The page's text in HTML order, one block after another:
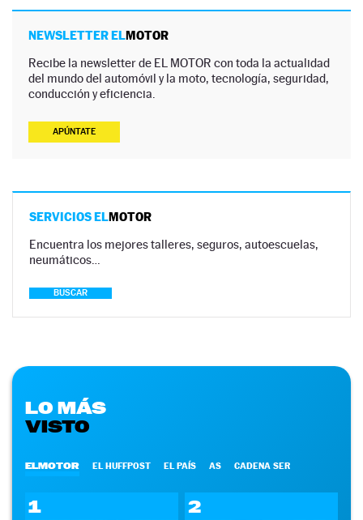
NEWSLETTER ELMOTOR
Recibe la newsletter de EL MOTOR con toda la actualidad
del mundo del automóvil y la moto, tecnología, seguridad,
conducción y eficiencia.
APÚNTATE
SERVICIOS ELMOTOR
Encuentra los mejores talleres, seguros, autoescuelas,
neumáticos…
BUSCAR
LO MÁS
VISTO
ELMOTOR EL HUFFPOST EL PAÍS AS CADENA SER
1 2